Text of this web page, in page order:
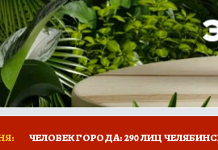
КП ТЕСТЫ НОВОЕ НА
ЧЕЛОВЕК ГОРОДА: 290 ЛИЦ